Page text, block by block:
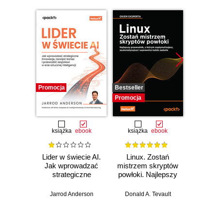
Promocja
książka ebook
Lider w świecie AI.
Jak wprowadzać
strategiczne
biznes i
Jarrod Anderson
Bestseller
Promocja
książka ebook
Linux. Zostań
mistrzem skryptów
powłoki. Najlepszy
którym
Donald A. Tevault